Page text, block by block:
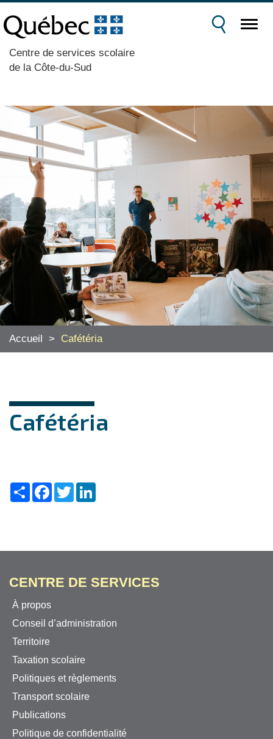
Centre de services scolaire
de la Côte-du-Sud
Accueil > Cafétéria
Cafétéria
ShareFacebook
Twitter
CENTRE DE SERVICES
À propos
Conseil d’administration
Territoire
Taxation scolaire
Politiques et règlements
Transport scolaire
Publications
Politique de confidentialité